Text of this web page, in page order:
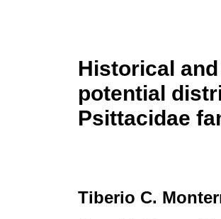
Historical
potential
Psittacidae
Tiberio C.